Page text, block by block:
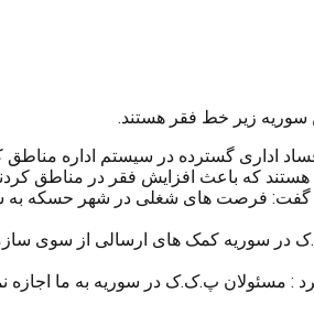
فساد اداری گسترده در سیستم اداره
که باعث افزایش فقر در مناطق
سوریه کمک های ارسالی از سوی
: مسئولان پ.ک.ک در سوریه به ما